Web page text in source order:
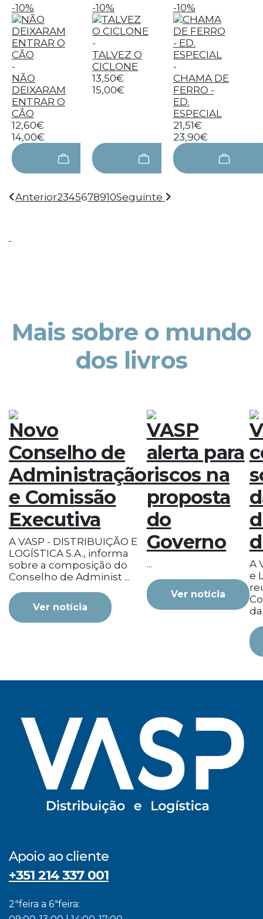
-10%
-
NÃO
DEIXARAM
ENTRAR O
CÃO
12,60€
14,00€
-10%
-
TALVEZ O
CICLONE
13,50€
15,00€
-10%
-
CHAMA DE
FERRO -
ED.
ESPECIAL
21,51€
23,90€
Anterior2345678910Seguinte
Mais sobre o mundo
dos livros
Novo
Conselho de
Administração
e Comissão
Executiva
A VASP - DISTRIBUIÇÃO E
LOGÍSTICA S.A., informa
sobre a composição do
Conselho de Administ ...
Ver notícia
VASP
alerta para
riscos na
proposta
do
Governo
...
Ver notícia
A
e
Apoio ao cliente
+351 214 337 001
2ªfeira a 6ªfeira: